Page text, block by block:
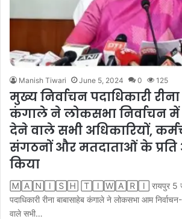
Manish Tiwari June 5, 2024 0 125
मुख्य निर्वाचन पदाधिकारी
कंगाले ने लोकसभा निर्वाचन में
देने वाले सभी अधिकारियों,
संगठनों और मतदाताओं के प्रति
किया
🄼🄰🄽🄸🅂🄷 🅃🄸🅆🄰🅁🄸 रायपुर 5 जून
पदाधिकारी रीना बाबासाहेब कंगाले ने लोकसभा आम
वाले सभी…